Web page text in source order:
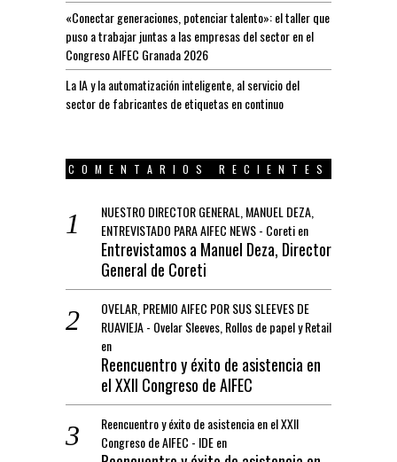
«Conectar generaciones, potenciar talento»: el taller que
puso a trabajar juntas a las empresas del sector en el
Congreso AIFEC Granada 2026
La IA y la automatización inteligente, al servicio del
sector de fabricantes de etiquetas en continuo
COMENTARIOS RECIENTES
NUESTRO DIRECTOR GENERAL, MANUEL DEZA,
ENTREVISTADO PARA AIFEC NEWS - Coretien
Entrevistamos a Manuel Deza, Director
General de Coreti
OVELAR, PREMIO AIFEC POR SUS SLEEVES DE
RUAVIEJA - Ovelar Sleeves, Rollos de papel y Retail
en
Reencuentro y éxito de asistencia en
el XXII Congreso de AIFEC
Reencuentro y éxito de asistencia en el XXII
Congreso de AIFEC - IDEen